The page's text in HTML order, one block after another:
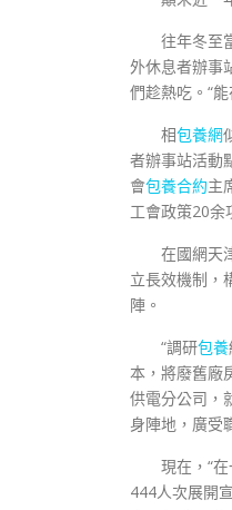
往年冬至
外休息者辦事
們趁熱吃。“
相包養網
者辦事站活動
會包養合約主
工會政策20余
在國網天
立長效機制，
陣。
“調研包養
本，將廢舊廠
供電分公司，
身陣地，廣受
現在，“
444人次展開